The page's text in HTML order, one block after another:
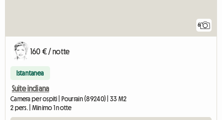
6
160 € / notte
Istantanea
Suite indiana
Camera per ospiti | Pourrain (89240) | 33 M2
2 pers. | Minimo 1 notte